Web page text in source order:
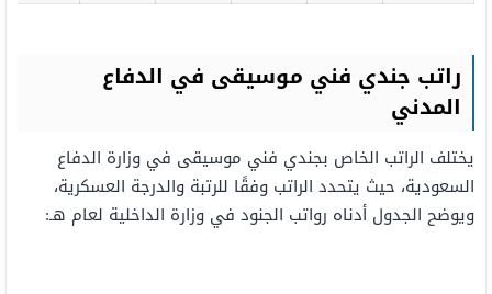
راتب جندي فني موسيقى في الدفاع
المدني
يختلف الراتب الخاص بجندي فني موسيقى في وزارة الدفاع
السعودية، حيث يتحدد الراتب وفقًا للرتبة والدرجة العسكرية،
ويوضح الجدول أدناه رواتب الجنود في وزارة الداخلية لعام هـ: